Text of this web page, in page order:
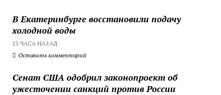
В Екатеринбурге восстановили подачу
холодной воды
23 ЧАСА НАЗАД
Оставить комментарий
Сенат США одобрил законопроект об
ужесточении санкций против России